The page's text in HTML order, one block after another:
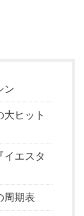
ン
ヒット
イエスタ
周期表